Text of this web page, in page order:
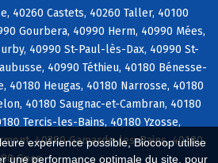
expérience possible, Biocoop utilise
une performance optimale du site, pour
40260 Castets, 40260 Taller, 40100
Gourbera, 40990 Herm, 40990 Mées,
40990 St-Paul-lès-Dax, 40990 St-
40990 Téthieu, 40180 Bénesse-
40180 Heugas, 40180 Narrosse, 40180
40180 Saugnac-et-Cambran, 40180
Tercis-les-Bains, 40180 Yzosse,
40380 Gamarde-les-Bains, 40180
Goos